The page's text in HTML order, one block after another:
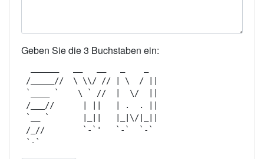
Geben Sie die 3 Buchstaben ein:
/_____//  \ \\/ // | \  / ||
`____ `    \ ` //  |  \/  ||
/___//      | ||   | .  . ||
`__ `       |_||   |_|\/|_||
/_//        `-`'   `-`  `-`